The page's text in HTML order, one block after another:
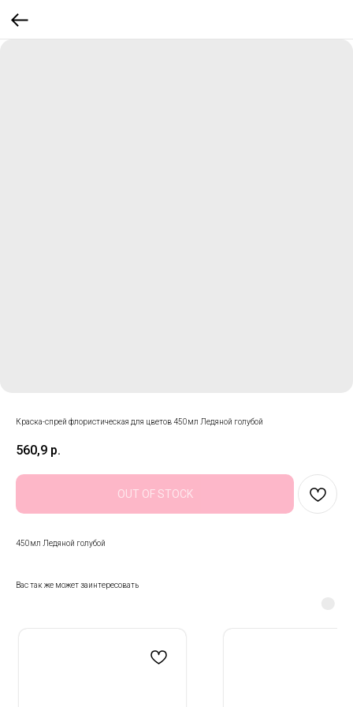
Краска-спрей флористическая для цветов 450мл Ледяной голубой
560,9 р.
OUT OF STOCK
450мл Ледяной голубой
Вас так же может заинтересовать